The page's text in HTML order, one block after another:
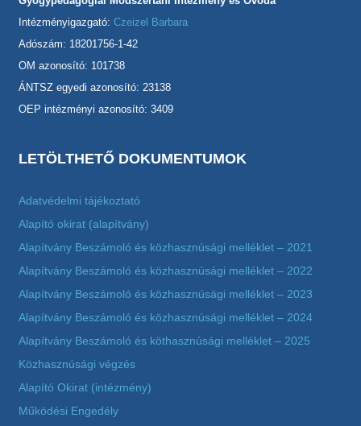
Intézményigazgató: Czeizel Barbara
Adószám: 18201756-1-42
OM azonosító: 101738
ÁNTSZ egyedi azonosító: 23138
OEP intézményi azonosító: 3409
LETÖLTHETŐ DOKUMENTUMOK
Adatvédelmi tájékoztató
Alapító okirat (alapítvány)
Alapítvány Beszámoló és közhasznúsági melléklet – 2021
Alapítvány Beszámoló és közhasznúsági melléklet – 2022
Alapítvány Beszámoló és közhasznúsági melléklet – 2023
Alapítvány Beszámoló és közhasznúsági melléklet – 2024
Alapítvány Beszámoló és köthasznúsági melléklet – 2025
Közhasznúsági végzés
Alapító Okirat (intézmény)
Működési Engedély